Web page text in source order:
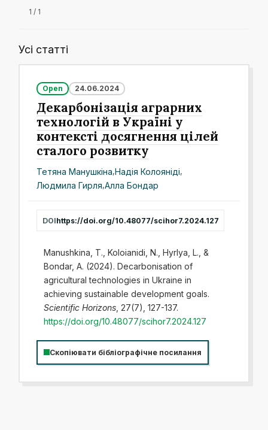
1 / 1
Усі статті
Open 24.06.2024
Декарбонізація аграрних
технологій в Україні у
контексті досягнення цілей
сталого розвитку
Тетяна Манушкіна,Надія Колояніді,
Людмила Гирля,Алла Бондар
DOIhttps://doi.org/10.48077/scihor7.2024.127
Manushkina, T., Koloianidi, N., Hyrlya, L., &
Bondar, A. (2024). Decarbonisation of
agricultural technologies in Ukraine in
achieving sustainable development goals.
Scientific Horizons, 27(7), 127-137.
https://doi.org/10.48077/scihor7.2024.127
Скопіювати бібліографічне посилання